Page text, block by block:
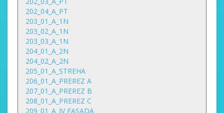
202_04_A_PT
203_01_A_1N
203_02_A_1N
203_03_A_1N
204_01_A_2N
204_02_A_2N
205_01_A_STREHA
206_01_A_PREREZ A
207_01_A_PREREZ B
208_01_A_PREREZ C
209_01_A_JV FASADA